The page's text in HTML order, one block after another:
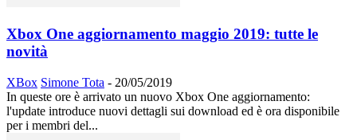
Xbox One aggiornamento maggio 2019: tutte le
novità
XBox Simone Tota - 20/05/2019
In queste ore è arrivato un nuovo Xbox One aggiornamento:
l'update introduce nuovi dettagli sui download ed è ora disponibile
per i membri del...